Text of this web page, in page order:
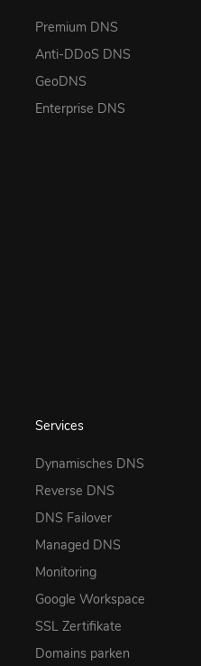
Premium DNS
Anti-DDoS DNS
GeoDNS
Enterprise DNS
Services
Dynamisches DNS
Reverse DNS
DNS Failover
Managed DNS
Monitoring
Google Workspace
SSL Zertifikate
Domains parken